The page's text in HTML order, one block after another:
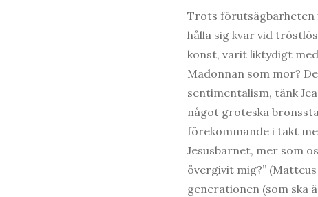
Trots förutsägbarheten
hålla sig kvar vid
konst, varit liktydigt
Madonnan som mor?
sentimentalism, tänk
något groteska
förekommande i takt
Jesusbarnet, mer som
övergivit mig?”
generationen (som ska